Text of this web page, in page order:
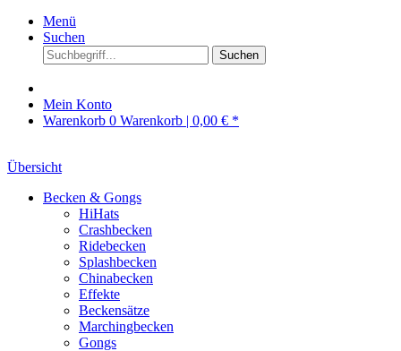
Menü
Suchen
Suchen
Mein Konto
Warenkorb 0 Warenkorb | 0,00 € *
Übersicht
Becken & Gongs
HiHats
Crashbecken
Ridebecken
Splashbecken
Chinabecken
Effekte
Beckensätze
Marchingbecken
Gongs